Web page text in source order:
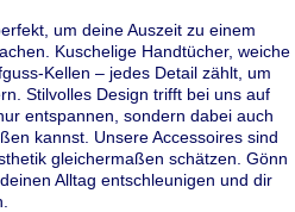
um deine Auszeit zu einem
Kuschelige Handtücher, weiche
Kellen – jedes Detail zählt, um
Stilvolles Design trifft bei uns auf
entspannen, sondern dabei auch
kannst. Unsere Accessoires sind
gleichermaßen schätzen. Gönn
Alltag entschleunigen und dir